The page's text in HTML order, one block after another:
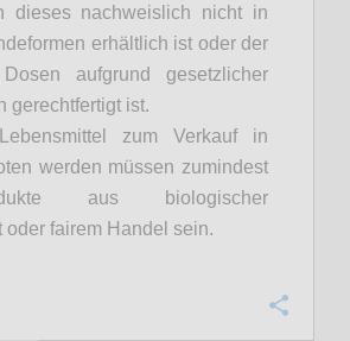
dieses nachweislich nicht in
erhältlich ist oder der
aufgrund gesetzlicher
gerechtfertigt ist.
zum Verkauf in
werden müssen zumindest
aus biologischer
oder fairem Handel sein.